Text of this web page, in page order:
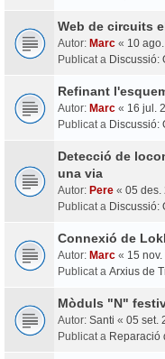
Web de circuits
Autor: Marc « 10
Publicat a Discussió:
Refinant
Autor: Marc « 16 jul.
Publicat a Discussió:
Detecció de
una via
Autor: Pere « 05 des.
Publicat a Discussió:
Connexió de
Autor: Marc « 15
Publicat a Arxius de
Mòduls "N"
Autor: Santi « 05 set.
Publicat a Reparació